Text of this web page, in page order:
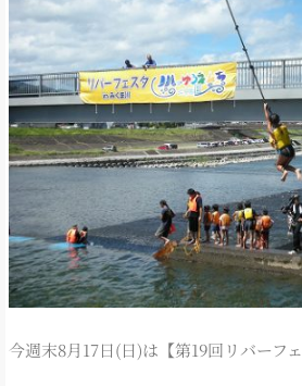
今週末8月17日(日)は【第19回リバーフ